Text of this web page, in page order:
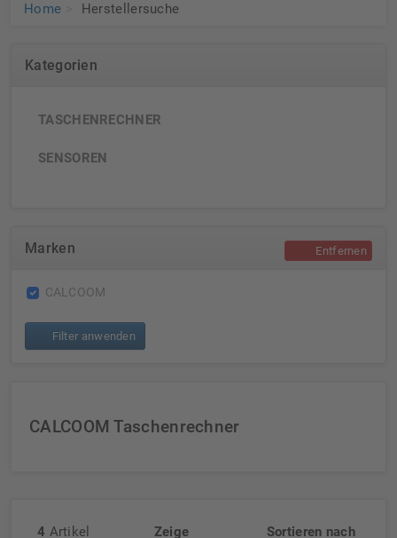
Home Herstellersuche
Kategorien
TASCHENRECHNER
SENSOREN
Marken Entfernen
CALCOOM
Filter anwenden
CALCOOM Taschenrechner
4 Artikel Zeige Sortieren nach